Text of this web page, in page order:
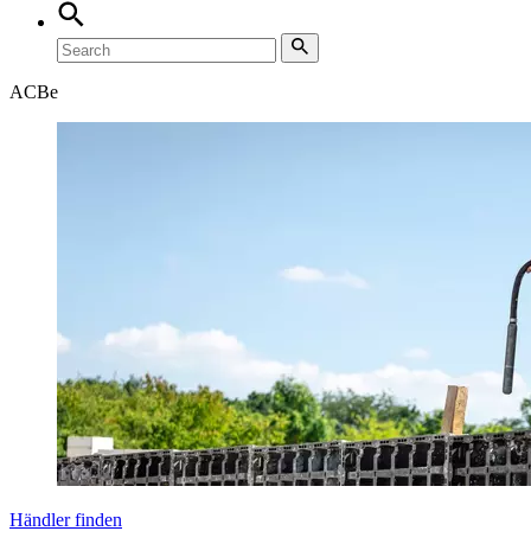
ACBe
Händler finden